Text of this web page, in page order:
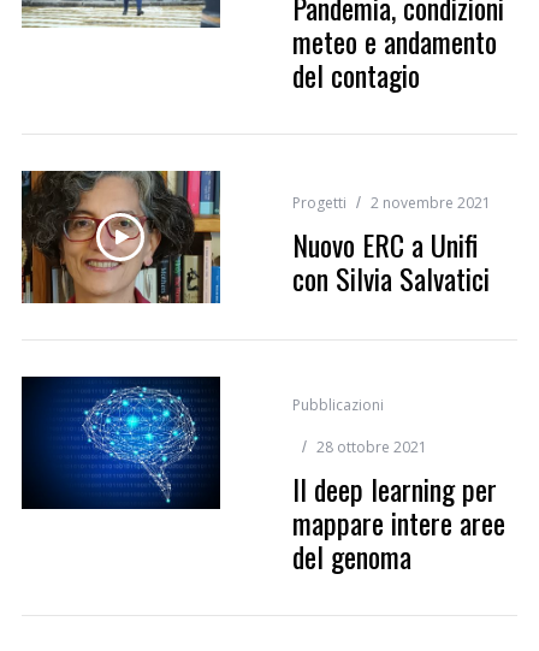
meteo e andamento
del contagio
Progetti 2 novembre 2021
Nuovo ERC a Unifi
con Silvia Salvatici
Pubblicazioni
28 ottobre 2021
Il deep learning per
mappare intere aree
del genoma